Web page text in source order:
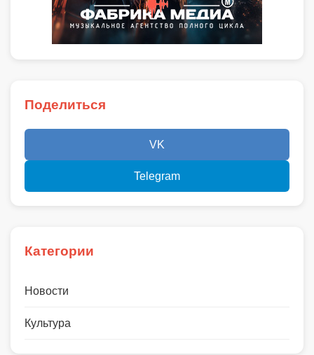
Поделиться
VK
Telegram
Категории
Новости
Культура